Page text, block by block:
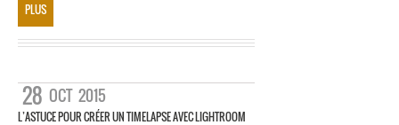
PLUS
28 OCT 2015
L’ASTUCE POUR CRÉER UN TIMELAPSE AVEC LIGHTROOM